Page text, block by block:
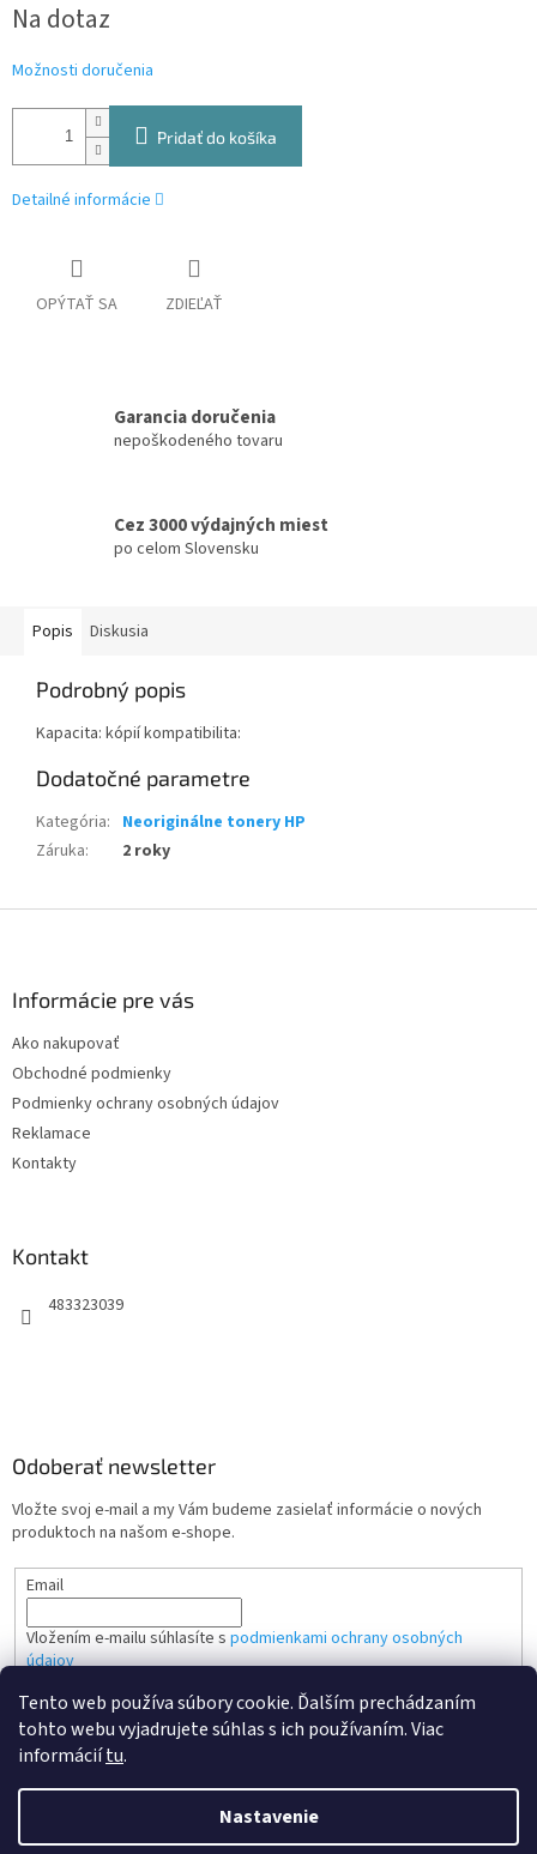
Tento web používa súbory cookie. Ďalším prechádzaním
tohto webu vyjadrujete súhlas s ich používaním. Viac
informáciítu.
Nastavenie
cena:
Na dotaz
Možnosti doručenia
Pridať do košíka
Detailné informácie
OPÝTAŤ SA ZDIEĽAŤ
Garancia doručenia
nepoškodeného tovaru
Cez 3000 výdajných miest
po celom Slovensku
Popis Diskusia
Podrobný popis
Kapacita: kópií kompatibilita:
Dodatočné parametre
Kategória: Neoriginálne tonery HP
Záruka: 2 roky
Informácie pre vás
Ako nakupovať
Obchodné podmienky
Podmienky ochrany osobných údajov
Reklamace
Kontakty
Kontakt
483323039
Odoberať newsletter
Vložte svoj e-mail a my Vám budeme zasielať informácie o nových
produktoch na našom e-shope.
Email
Vložením e-mailu súhlasíte s podmienkami ochrany osobných
údajov
PRIHLÁSIŤ SA
Vytvoril Shoptet